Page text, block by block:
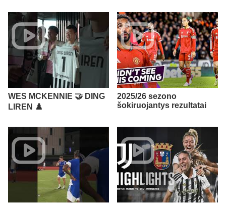
WES MCKENNIE 🤝 DING
LIREN ♟️
2025/26 sezono
šokiruojantys rezultatai